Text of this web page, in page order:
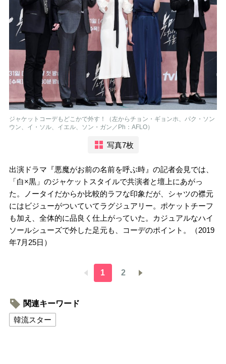
ジャケットコーデもどこかで外す！（左からチョン・ギョンホ、パク・ソン
ウン、イ・ソル、イエル、ソン・ガン／Ph：AFLO）
写真7枚
出演ドラマ『悪魔がお前の名前を呼ぶ時』の記者会見では、
「白×黒」のジャケットスタイルで共演者と壇上にあがっ
た。ノータイだからか比較的ラフな印象だが、シャツの襟元
にはビジューがついていてラグジュアリー。ポケットチーフ
も加え、全体的に品良く仕上がっていた。カジュアルなハイ
ソールシューズで外した足元も、コーデのポイント。（2019
年7月25日）
1 2
関連キーワード
韓流スター